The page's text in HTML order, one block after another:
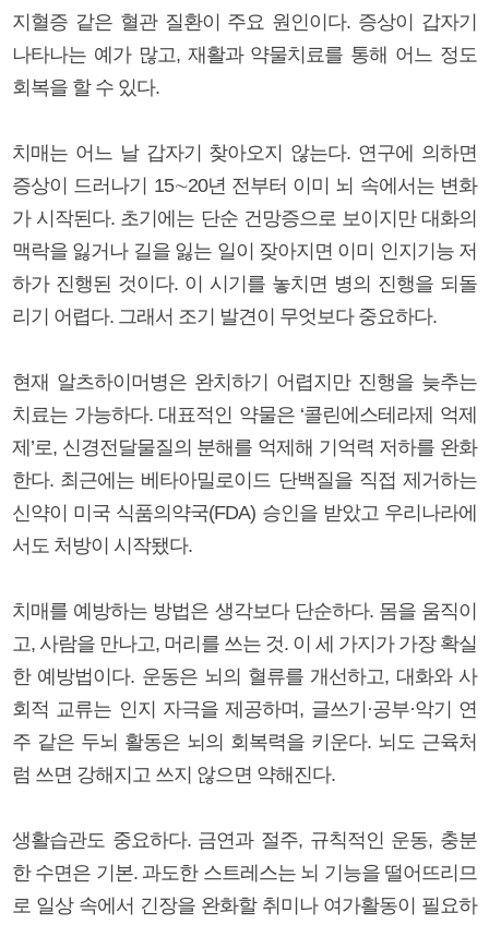
지혈증 같은 혈관 질환이 주요 원인이다. 증상이 갑자기
나타나는 예가 많고, 재활과 약물치료를 통해 어느 정도
회복을 할 수 있다.
치매는 어느 날 갑자기 찾아오지 않는다. 연구에 의하면
증상이 드러나기 15∼20년 전부터 이미 뇌 속에서는 변화
가 시작된다. 초기에는 단순 건망증으로 보이지만 대화의
맥락을 잃거나 길을 잃는 일이 잦아지면 이미 인지기능 저
하가 진행된 것이다. 이 시기를 놓치면 병의 진행을 되돌
리기 어렵다. 그래서 조기 발견이 무엇보다 중요하다.
현재 알츠하이머병은 완치하기 어렵지만 진행을 늦추는
치료는 가능하다. 대표적인 약물은 ‘콜린에스테라제 억제
제’로, 신경전달물질의 분해를 억제해 기억력 저하를 완화
한다. 최근에는 베타아밀로이드 단백질을 직접 제거하는
신약이 미국 식품의약국(FDA) 승인을 받았고 우리나라에
서도 처방이 시작됐다.
치매를 예방하는 방법은 생각보다 단순하다. 몸을 움직이
고, 사람을 만나고, 머리를 쓰는 것. 이 세 가지가 가장 확실
한 예방법이다. 운동은 뇌의 혈류를 개선하고, 대화와 사
회적 교류는 인지 자극을 제공하며, 글쓰기·공부·악기 연
주 같은 두뇌 활동은 뇌의 회복력을 키운다. 뇌도 근육처
럼 쓰면 강해지고 쓰지 않으면 약해진다.
생활습관도 중요하다. 금연과 절주, 규칙적인 운동, 충분
한 수면은 기본. 과도한 스트레스는 뇌 기능을 떨어뜨리므
로 일상 속에서 긴장을 완화할 취미나 여가활동이 필요하